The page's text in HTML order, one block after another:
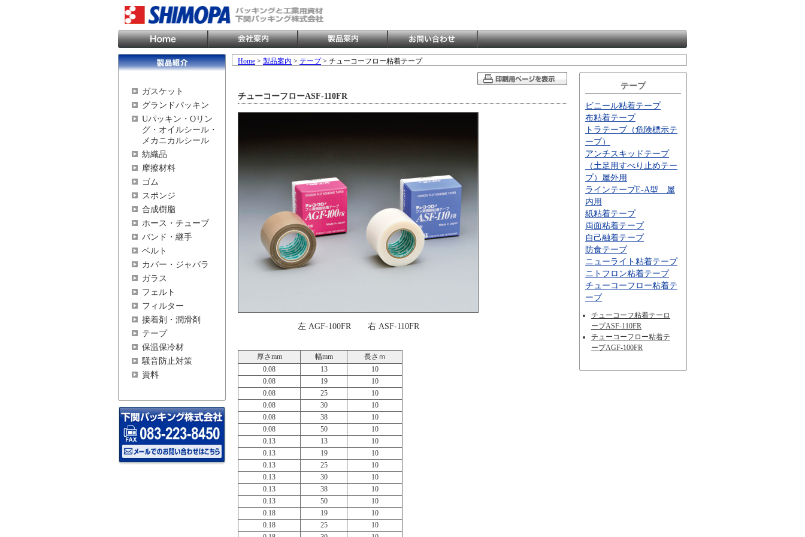
ガスケット
グランドパッキン
Uパッキン・Oリン
グ・オイルシール・
メカニカルシール
紡織品
摩擦材料
ゴム
スポンジ
合成樹脂
ホース・チューブ
バンド・継手
ベルト
カバー・ジャバラ
ガラス
フェルト
フィルター
接着剤・潤滑剤
テープ
保温保冷材
騒音防止対策
資料
Home > 製品案内 > テープ> チューコーフロー粘着テープ
チューコーフローASF-110FR
左 AGF-100FR 右 ASF-110FR
厚さmm 幅mm
長さｍ
0.08
13
10
0.08
19
10
0.08
25
10
0.08
30
10
0.08
38
10
0.08
50
10
0.13
13
10
0.13
19
10
0.13
25
10
0.13
30
10
0.13
38
10
0.13
50
10
0.18
19
10
0.18
25
10
テープ
ビニール粘着テープ
布粘着テープ
トラテープ（危険標示テ
ープ）
アンチスキッドテープ
（土足用すべり止めテー
プ）屋外用
ラインテープE-A型 屋
内用
紙粘着テープ
両面粘着テープ
自己融着テープ
防食テープ
ニューライト粘着テープ
ニトフロン粘着テープ
チューコーフロー粘着テ
ープ
チューコーフ粘着テーロ
ープASF-110FR
チューコーフロー粘着テ
ープAGF-100FR